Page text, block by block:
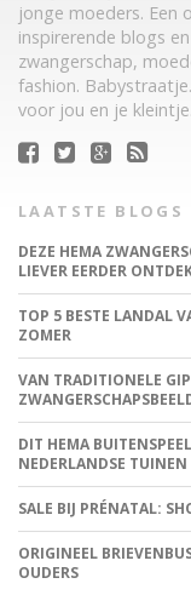
jonge moeders. Een
inspirerende blogs
zwangerschap,
fashion.
voor jou en je kleintje.
LAATSTE BLOGS
DEZE HEMA
LIEVER EERDER
TOP 5 BESTE LANDAL
ZOMER
VAN TRADITIONELE
DIT HEMA
NEDERLANDSE TUINEN
SALE BIJ PRÉNATAL:
ORIGINEEL
OUDERS